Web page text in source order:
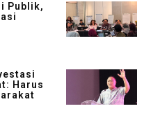
Publik,
Harus